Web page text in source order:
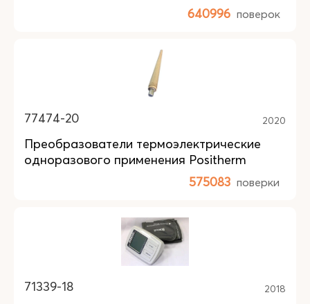
640996 поверок
77474-20 2020
Преобразователи термоэлектрические
одноразового применения Positherm
575083 поверки
71339-18 2018